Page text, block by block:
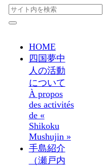
HOME
四国夢中
人の活動
について
À propos
des activités
de «
Shikoku
Mushujin »
手島紹介
（瀬戸内